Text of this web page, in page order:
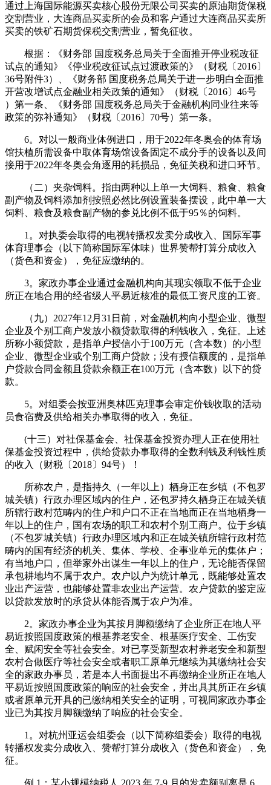
通过上海国际能源买卖核心股份无限公司买卖的原油期货保税
交割营业，大连商品买卖所的会员和客户通过大连商品买卖所
买卖的铁矿石期货保税交割营业，暂免征收。
根据：《财务部 国度税务总局关于全面推开停业税改征
试点的通知》《停业税改征试点过渡政策的》（财税〔2016〕
36号附件3）、《财务部 国度税务总局关于进一步明白全面推
开营改增试点金融业相关政策的通知》（财税〔2016〕46号
）第一条、《财务部 国度税务总局关于金融机构同业往来等
政策的弥补通知》（财税〔2016〕70号）第一条。
6。对以一般商业体例进口，用于2022年冬奥会的体育场
馆扶植所需设备中取体育场馆设备固定不成分手的设备以及间
接用于2022年冬奥会角逐用的耗损品，免征关税和进口环节。
（二）夹杂饲料。指由两种以上单一大饲料、粮食、粮食
副产物及饲料添加剂按照必然比例设置装备摆设，此中单一大
饲料、粮食及粮食副产物的参兑比例不低于95％的饲料。
1。对执委会取得的电视转播权发卖分成收入、国际军事
体育理事会（以下简称国际军体味）世界赞帮打算分成收入
（货色和资金），免征应缴纳的。
3。家政办事企业通过金融机构向其现实领取不低于企业
所正在地合用的经省级人平易近核准的最低工资尺度的工资。
（九）2027年12月31日前，对金融机构向小型企业、微型
企业及个别工商户发放小额贷款取得的利钱收入，免征。上述
所称小额贷款，是指单户授信小于100万元（含本数）的小型
企业、微型企业或个别工商户贷款；没有授信额度的，是指单
户贷款合同金额且贷款余额正在100万元（含本数）以下的贷
款。
5。对组委会按亚洲奥林匹克理事会审定价钱收取的活动
员食宿费及供给相关办事取得的收入，免征。
(十三）对社保基金会、社保基金投资办理人正在使用社
保基金投资过程中，供给贷款办事取得的全数利钱及利钱性质
的收入（财税〔2018〕94号）！
所称农户，是指持久（一年以上）栖身正在乡镇（不包罗
城关镇）行政办理区域内的住户，还包罗持久栖身正在城关镇
所辖行政村范畴内的住户和户口不正在当地而正在当地栖身一
年以上的住户，国有农场的职工和农村个别工商户。位于乡镇
（不包罗城关镇）行政办理区域内和正在城关镇所辖行政村范
畴内的国有经济的机关、集体、学校、企事业单元的集体户；
有当地户口，但举家外出谋生一年以上的住户，无论能否保留
承包耕地均不属于农户。农户以户为统计单元，既能够处置农
业出产运营，也能够处置非农业出产运营。农户贷款的鉴定应
以贷款发放时的承贷从体能否属于农户为准。
2。家政办事企业为其按月脚额缴纳了企业所正在地人平
易近按照国度政策的根基养老安全、根基医疗安全、工伤安
全、赋闲安全等社会安全。对已享受新型农村养老安全和新型
农村合做医疗等社会安全或者职工原单元继续为其缴纳社会安
全的家政办事员，若是本人书面提出不再缴纳企业所正在地人
平易近按照国度政策的响应的社会安全，并出具其所正在乡镇
或者原单元开具的已缴纳相关安全的证明，可视同家政办事企
业已为其按月脚额缴纳了响应的社会安全。
1。对杭州亚运会组委会（以下简称组委会）取得的电视
转播权发卖分成收入、赞帮打算分成收入（货色和资金），免
征。
例 1：某小规模纳税人 2023 年 7-9 月的发卖额别离是 6